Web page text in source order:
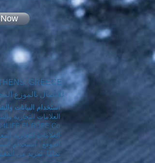
GREECE.
للاتصال بالموزع
استخدام البيانات
العلامات التجارية
الموقع . استخدام
تمامًا. لمزيد من